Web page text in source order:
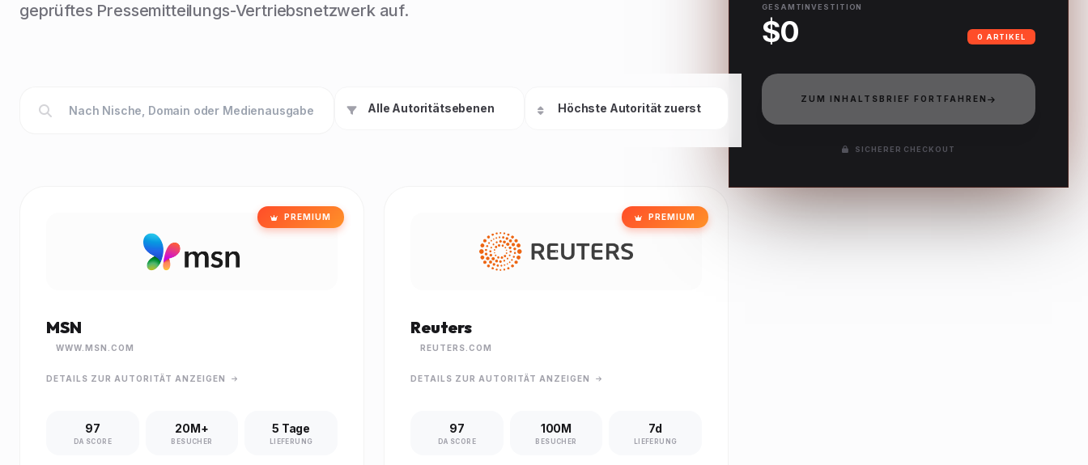
geprüftes Pressemitteilungs-Vertriebsnetzwerk auf.
PREMIUM
MSN
WWW.MSN.COM
DETAILS ZUR AUTORITÄT ANZEIGEN
97
DA SCORE
20M+
BESUCHER
5 Tage
LIEFERUNG
PREMIUM
Reuters
REUTERS.COM
DETAILS ZUR AUTORITÄT ANZEIGEN
97
DA SCORE
100M
BESUCHER
7d
LIEFERUNG
GESAMTINVESTITION
$0 0 ARTIKEL
ZUM INHALTSBRIEF FORTFAHREN
SICHERER CHECKOUT